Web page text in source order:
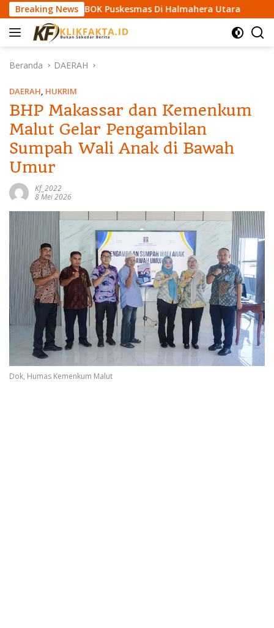
a
Breaking News
Dana BOK Puskesmas Di Halmahera Utara BPD
Beranda DAERAH
DAERAH, HUKRIM
BHP Makassar dan Kemenkum
Malut Gelar Pengambilan
Sumpah Wali Anak di Bawah
Umur
Kf_2022
8 Mei 2026
Dok, Humas Kemenkum Malut